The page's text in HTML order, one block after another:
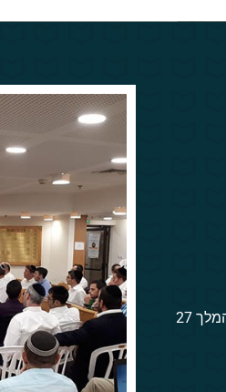
בית חולים משגב לדך חזקיהו המלך 27